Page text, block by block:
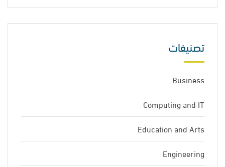
تصنيفات
Business
Computing and IT
Education and Arts
Engineering